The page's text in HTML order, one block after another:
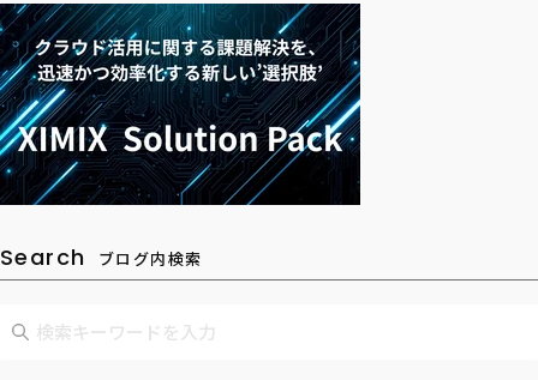
Search ブログ内検索